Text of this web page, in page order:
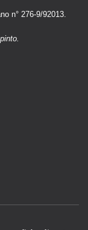
n° 276-9/92013.